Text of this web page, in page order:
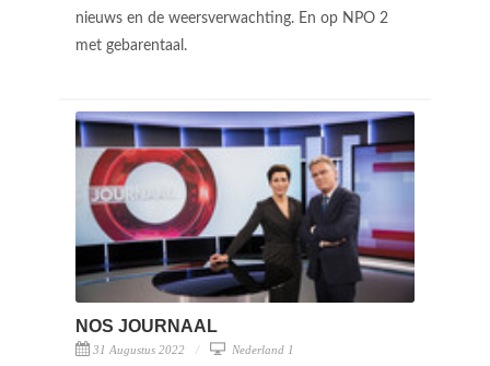
nieuws en de weersverwachting. En op NPO 2
met gebarentaal.
NOS JOURNAAL
31 Augustus 2022 Nederland 1